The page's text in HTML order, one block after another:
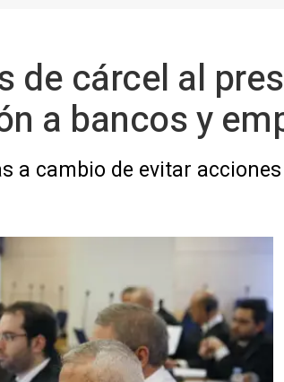
de cárcel al
a bancos y
a cambio de evitar